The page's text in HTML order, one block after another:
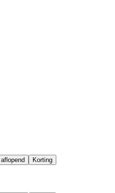
Korting